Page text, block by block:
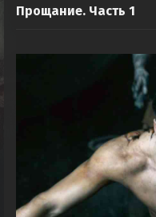
Прощание. Часть 1